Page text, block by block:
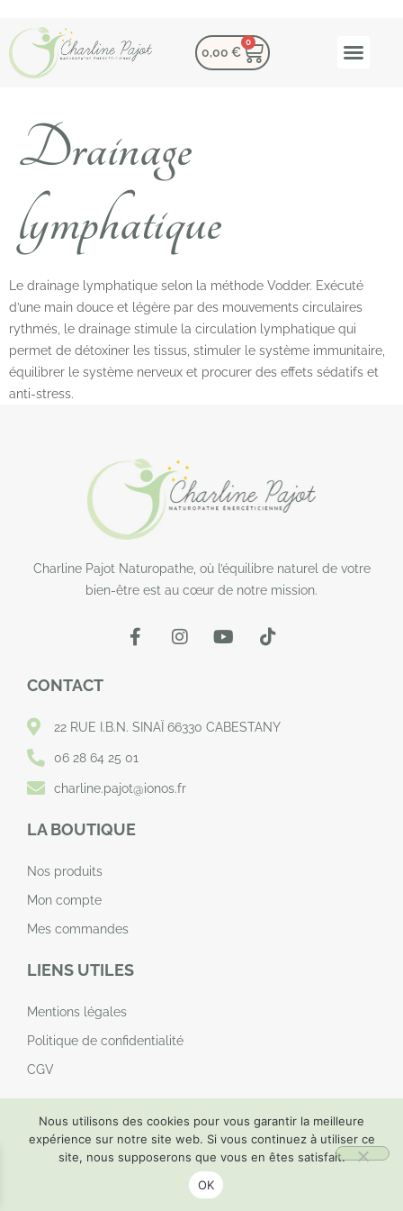
0,00 €
0
Drainage
lymphatique
Le drainage lymphatique selon la méthode Vodder. Exécuté
d’une main douce et légère par des mouvements circulaires
rythmés, le drainage stimule la circulation lymphatique qui
permet de détoxiner les tissus, stimuler le système immunitaire,
équilibrer le système nerveux et procurer des effets sédatifs et
anti-stress.
Charline Pajot Naturopathe, où l’équilibre naturel de votre
bien-être est au cœur de notre mission.
CONTACT
22 RUE I.B.N. SINAÏ 66330 CABESTANY
06 28 64 25 01
charline.pajot@ionos.fr
LA BOUTIQUE
Nos produits
Mon compte
Mes commandes
LIENS UTILES
Mentions légales
Politique de confidentialité
CGV
© charlinepajotnaturopathe.fr | 2024 | Tous droits réservés |
Réalisation by
Nous utilisons des cookies pour vous garantir la meilleure
expérience sur notre site web. Si vous continuez à utiliser ce
site, nous supposerons que vous en êtes satisfait.
OK